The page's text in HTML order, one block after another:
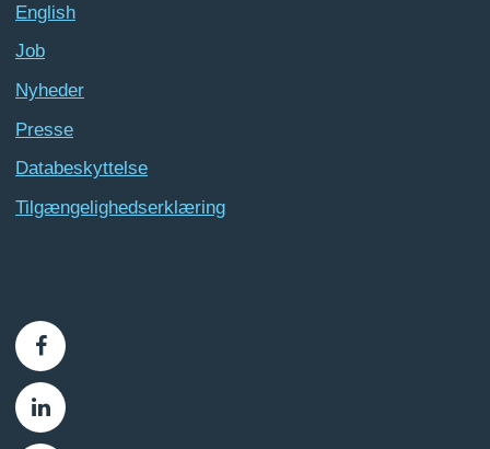
English
Job
Nyheder
Presse
Databeskyttelse
Tilgængelighedserklæring